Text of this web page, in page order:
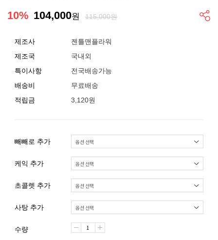
10% 104,000원 115,000원
제조사
젠틀맨플라워
제조국
국내외
특이사항
전국배송가능
배송비
무료배송
적립금
3,120원
빼빼로 추가
케익 추가
초콜렛 추가
사탕 추가
수량